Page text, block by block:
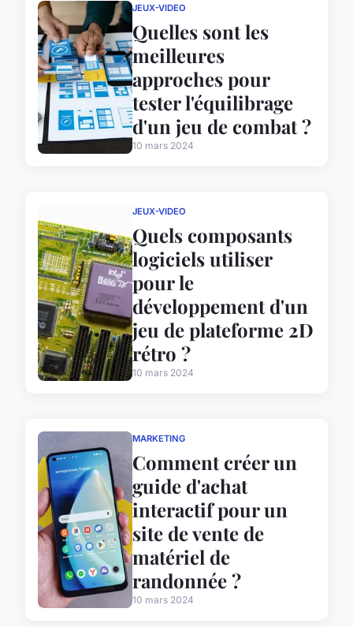
JEUX-VIDEO
Quelles sont les
meilleures
approches pour
tester l'équilibrage
d'un jeu de combat ?
10 mars 2024
JEUX-VIDEO
Quels composants
logiciels utiliser
pour le
développement d'un
jeu de plateforme 2D
rétro ?
10 mars 2024
MARKETING
Comment créer un
guide d'achat
interactif pour un
site de vente de
matériel de
randonnée ?
10 mars 2024